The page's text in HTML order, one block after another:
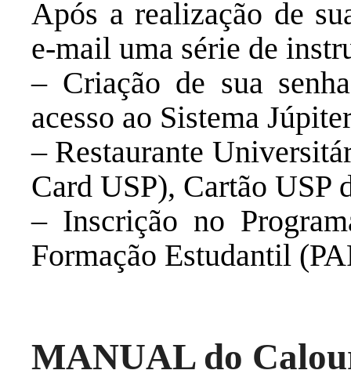
Após a realização de
e-mail uma série de
– Criação de sua
acesso ao Sistema
– Restaurante
Card USP), Cartão USP
– Inscrição no
Formação Estudantil
MANUAL do